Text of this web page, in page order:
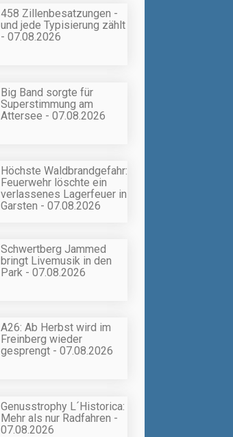
458 Zillenbesatzungen -
und jede Typisierung zählt
- 07.08.2026
Big Band sorgte für
Superstimmung am
Attersee - 07.08.2026
Höchste Waldbrandgefahr:
Feuerwehr löschte ein
verlassenes Lagerfeuer in
Garsten - 07.08.2026
Schwertberg Jammed
bringt Livemusik in den
Park - 07.08.2026
A26: Ab Herbst wird im
Freinberg wieder
gesprengt - 07.08.2026
Genusstrophy L´Historica:
Mehr als nur Radfahren -
07.08.2026